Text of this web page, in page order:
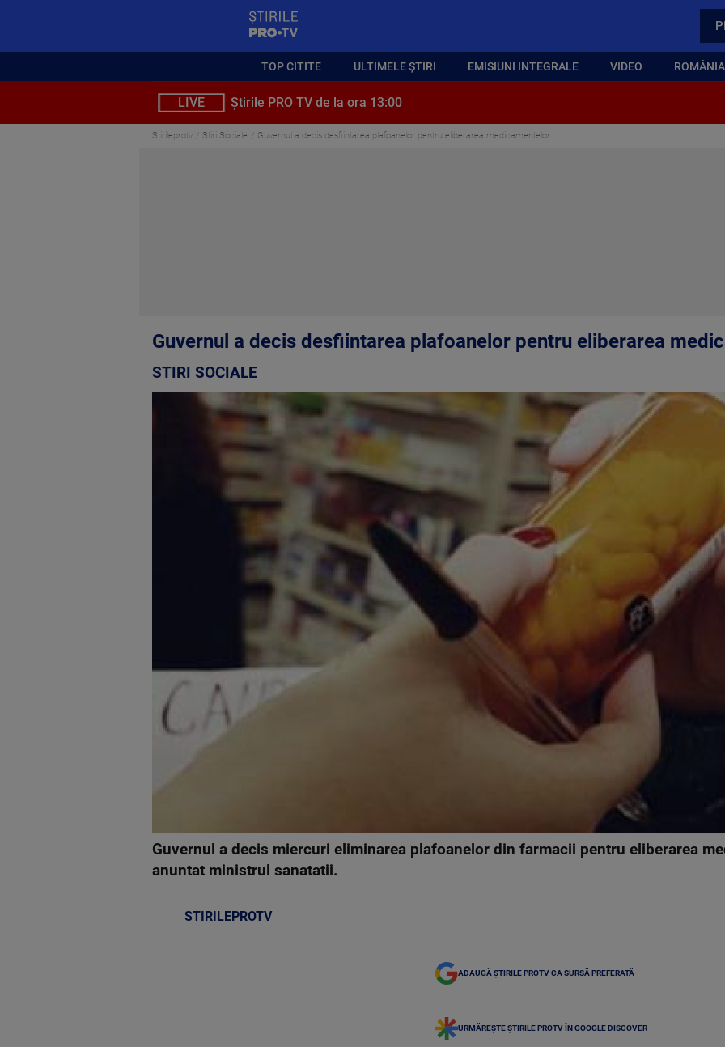
TOP CITITE ULTIMELE ȘTIRI EMISIUNI INTEGRALE VIDEO
LIVE Știrile PRO TV de la ora 13:00
Stirileprotv Stiri Sociale Guvernul a decis desfiintarea plafoanelor pentru eliberarea medicamentelor
Guvernul a decis desfiintarea plafoanelor pentru eliberarea
STIRI SOCIALE
Guvernul a decis miercuri eliminarea plafoanelor din farmacii pentru eliberarea
anuntat ministrul sanatatii.
STIRILEPROTV
ADAUGĂ ȘTIRILE PROTV CA SURSĂ PREFERATĂ
URMĂREȘTE ȘTIRILE PROTV ÎN GOOGLE DISCOVER